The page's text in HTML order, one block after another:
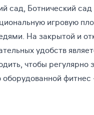
Ботнический
игровую
На закрытой и
удобств
чтобы
фитнес